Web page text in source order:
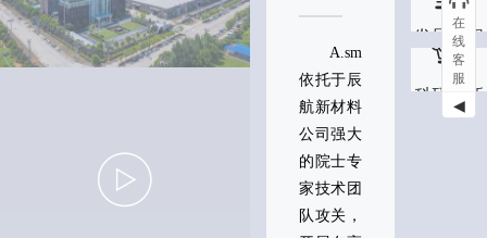
A.smile®
依托于辰
航新材料
公司强大
的院士专
家技术团
队攻关，
发展历程
科研创新
在
线
客
服
◀